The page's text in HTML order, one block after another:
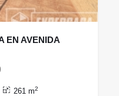
EN AVENIDA
261 m2